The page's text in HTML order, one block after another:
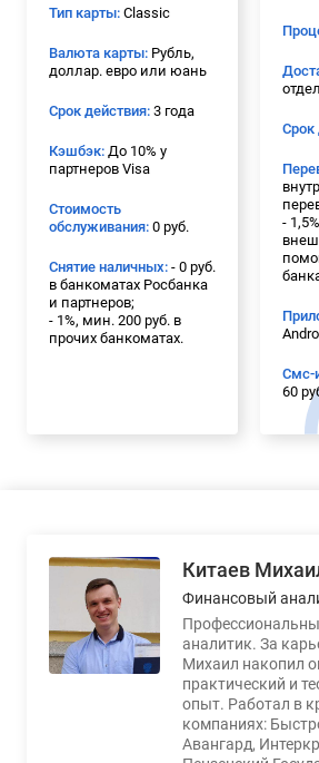
Тип карты: Classic
Валюта карты: Рубль,
доллар. евро или юань
Срок действия: 3 года
Кэшбэк: До 10% у
партнеров Visa
Стоимость
обслуживания: 0 руб.
Снятие наличных: - 0 руб.
в банкоматах Росбанка
и партнеров;
- 1%, мин. 200 руб. в
прочих банкоматах.
Срок
-
Смс-
60
Китаев
Финансовый
аналитик. За
Михаил накопил
практический и
опыт. Работал в
компаниях:
Авангард,